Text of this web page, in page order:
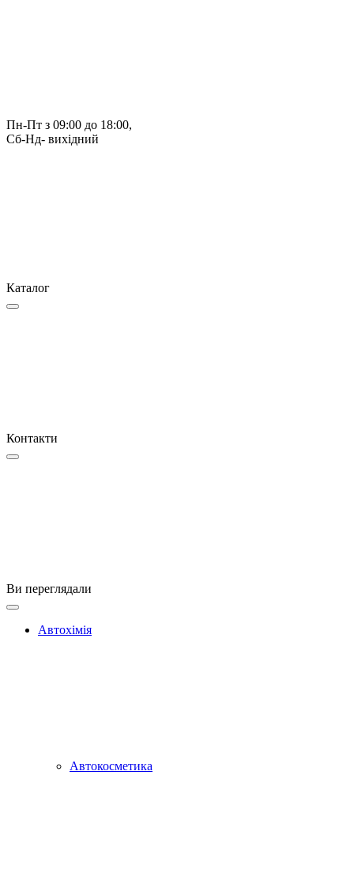
Пн-Пт з 09:00 до 18:00,
Сб-Нд- вихідний
Каталог
Контакти
Ви переглядали
Автохімія
Автокосметика